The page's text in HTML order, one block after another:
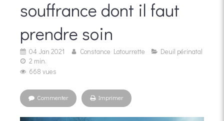
souffrance dont il faut
prendre soin
04 Jan 2021 Constance Latourrette
Deuil périnatal
2 min.
668 vues
Commenter Imprimer